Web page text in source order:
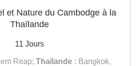
et Nature du Cambodge à la
Thaïlande
11 Jours
Reap; Thaïlande : Bangkok,